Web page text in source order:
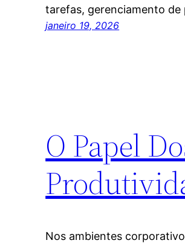
tarefas, gerenciamento
janeiro 19, 2026
O Papel
Nos ambientes